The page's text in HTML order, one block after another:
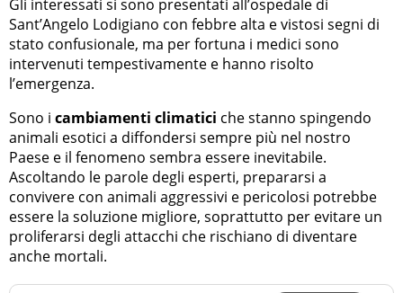
Gli interessati si sono presentati all’ospedale di
Sant’Angelo Lodigiano con febbre alta e vistosi segni di
stato confusionale, ma per fortuna i medici sono
intervenuti tempestivamente e hanno risolto
l’emergenza.
Sono i cambiamenti climatici che stanno spingendo
animali esotici a diffondersi sempre più nel nostro
Paese e il fenomeno sembra essere inevitabile.
Ascoltando le parole degli esperti, prepararsi a
convivere con animali aggressivi e pericolosi potrebbe
essere la soluzione migliore, soprattutto per evitare un
proliferarsi degli attacchi che rischiano di diventare
anche mortali.